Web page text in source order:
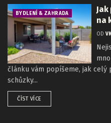
BYDLENÍ & ZAHRADA
na
OD
článku vám popíšeme, jak
schůzky...
ČÍST VÍCE